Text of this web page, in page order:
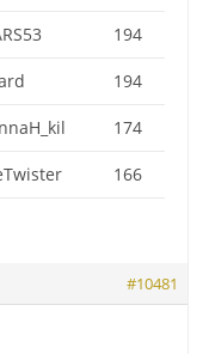
194
194
174
166
#10481